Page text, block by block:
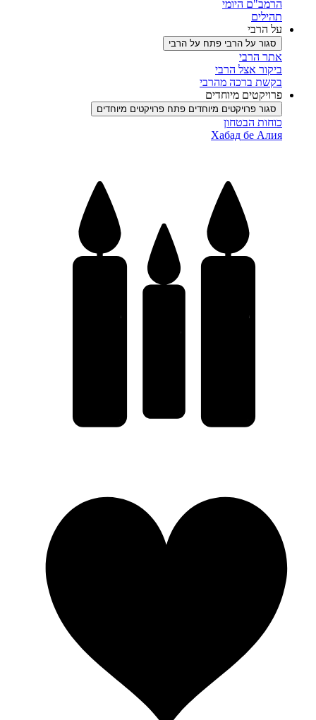
הרמב"ם היומי
תהילים
על הרבי
סגור על הרבי פתח על הרבי
אתר הרבי
ביקור אצל הרבי
בקשת ברכה מהרבי
פרויקטים מיוחדים
סגור פרויקטים מיוחדים פתח פרויקטים מיוחדים
כוחות הבטחון
Хабад бе Алия